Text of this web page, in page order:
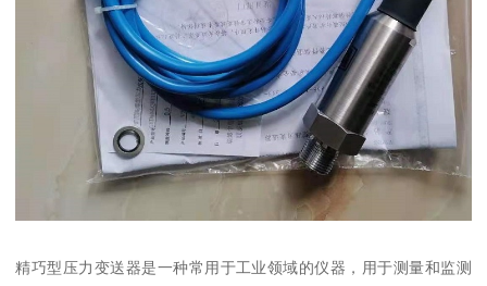
精巧型压力变送器是一种常用于工业领域的仪器，用于测量和监测